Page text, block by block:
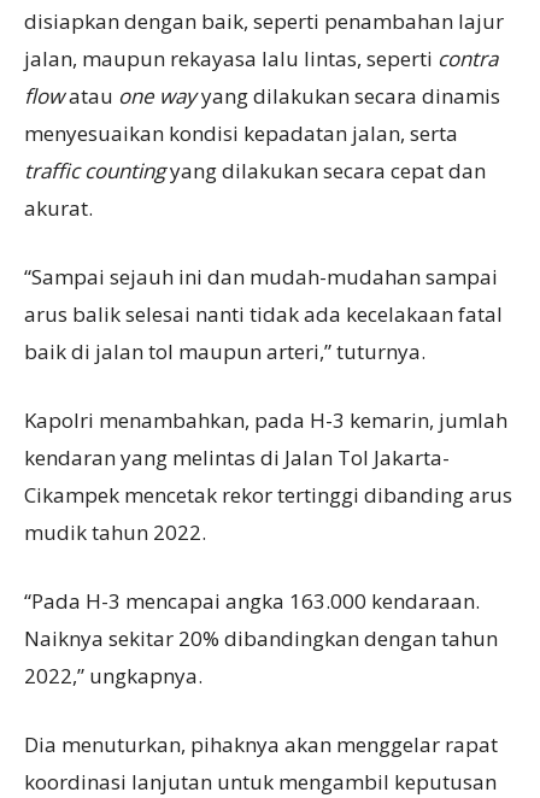
disiapkan dengan baik, seperti penambahan lajur
jalan, maupun rekayasa lalu lintas, seperti contra
flowatau one wayyang dilakukan secara dinamis
menyesuaikan kondisi kepadatan jalan, serta
traffic countingyang dilakukan secara cepat dan
akurat.
“Sampai sejauh ini dan mudah-mudahan sampai
arus balik selesai nanti tidak ada kecelakaan fatal
baik di jalan tol maupun arteri,” tuturnya.
Kapolri menambahkan, pada H-3 kemarin, jumlah
kendaran yang melintas di Jalan Tol Jakarta-
Cikampek mencetak rekor tertinggi dibanding arus
mudik tahun 2022.
“Pada H-3 mencapai angka 163.000 kendaraan.
Naiknya sekitar 20% dibandingkan dengan tahun
2022,” ungkapnya.
Dia menuturkan, pihaknya akan menggelar rapat
koordinasi lanjutan untuk mengambil keputusan